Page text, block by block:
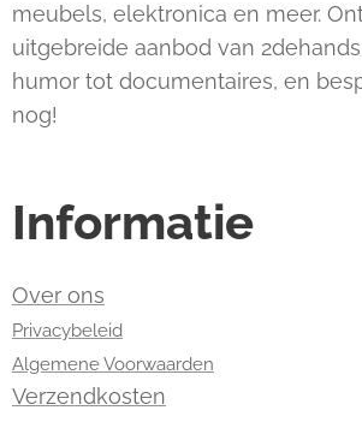
meubels, elektronica en meer.
uitgebreide aanbod van
humor tot documentaires, en
nog!
Informatie
Over ons
Privacybeleid
Algemene Voorwaarden
Verzendkosten